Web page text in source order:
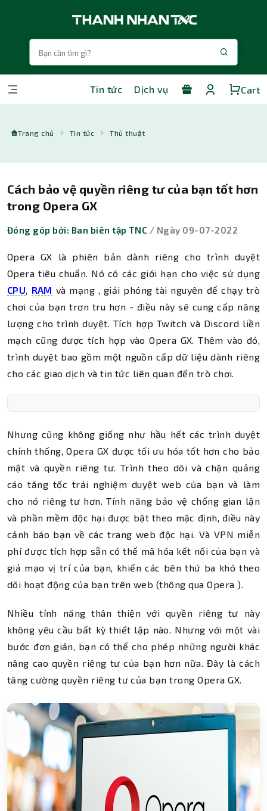
Tin tức Dịch vụ Cart
Trang chủ Tin tức Thủ thuật
Cách bảo vệ quyền riêng tư của bạn tốt hơn
trong Opera GX
Đóng góp bởi: Ban biên tập TNC / Ngày 09-07-2022
Opera GX là phiên bản dành riêng cho trình duyệt
Opera tiêu chuẩn. Nó có các giới hạn cho việc sử dụng
CPU, RAM và mạng , giải phóng tài nguyên để chạy trò
chơi của bạn trơn tru hơn - điều này sẽ cung cấp năng
lượng cho trình duyệt. Tích hợp Twitch và Discord liền
mạch cũng được tích hợp vào Opera GX. Thêm vào đó,
trình duyệt bao gồm một nguồn cấp dữ liệu dành riêng
cho các giao dịch và tin tức liên quan đến trò chơi.
Nhưng cũng không giống như hầu hết các trình duyệt
chính thống, Opera GX được tối ưu hóa tốt hơn cho bảo
mật và quyền riêng tư. Trình theo dõi và chặn quảng
cáo tăng tốc trải nghiệm duyệt web của bạn và làm
cho nó riêng tư hơn. Tính năng bảo vệ chống gian lận
và phần mềm độc hại được bật theo mặc định, điều này
cảnh báo bạn về các trang web độc hại. Và VPN miễn
phí được tích hợp sẵn có thể mã hóa kết nối của bạn và
giả mạo vị trí của bạn, khiến các bên thứ ba khó theo
dõi hoạt động của bạn trên web (thông qua Opera ).
Nhiều tính năng thân thiện với quyền riêng tư này
không yêu cầu bất kỳ thiết lập nào. Nhưng với một vài
bước đơn giản, bạn có thể cho phép những người khác
nâng cao quyền riêng tư của bạn hơn nữa. Đây là cách
tăng cường quyền riêng tư của bạn trong Opera GX.